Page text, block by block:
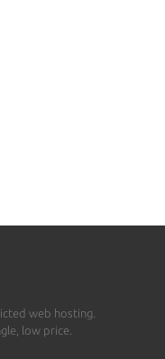
web hosting.
low price.